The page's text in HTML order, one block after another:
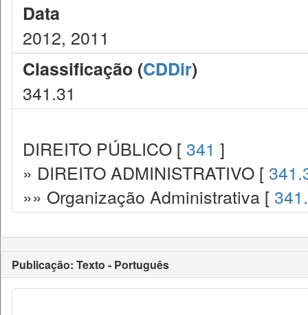
Data
2012, 2011
Classificação (CDDir)
341.31
DIREITO PÚBLICO [ 341 ]
» DIREITO ADMINISTRATIVO [
»» Organização Administrativa [
Publicação: Texto - Português